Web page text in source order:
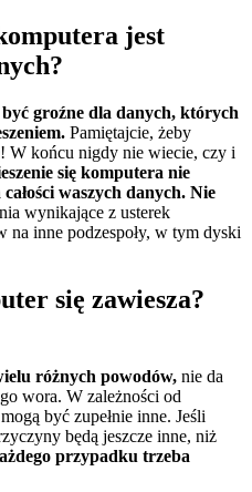
jest
być groźne dla danych, których
Pamiętajcie, żeby
W końcu nigdy nie wiecie, czy i
się komputera nie
waszych danych. Nie
wynikające z usterek
na inne podzespoły, w tym dyski
się zawiesza?
różnych powodów, nie da
wora. W zależności od
być zupełnie inne. Jeśli
będą jeszcze inne, niż
przypadku trzeba